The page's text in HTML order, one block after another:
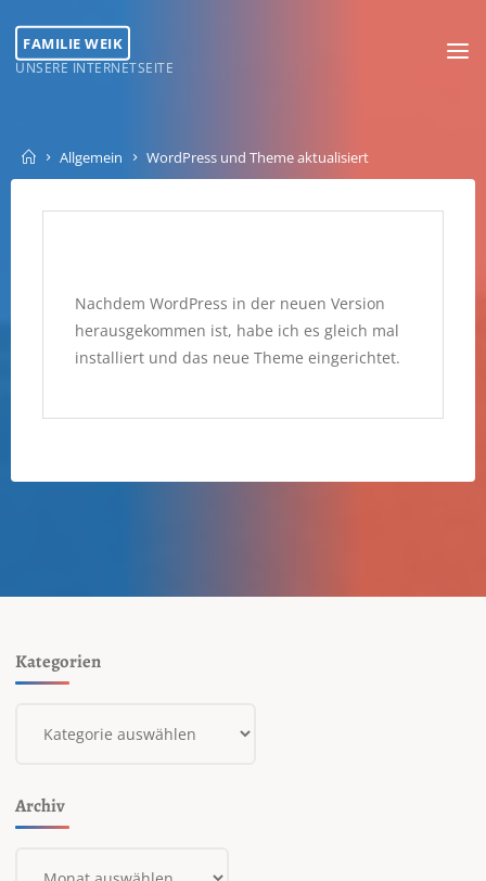
content
FAMILIE WEIK
UNSERE INTERNETSEITE
Home
Allgemein WordPress und Theme aktualisiert
Nachdem WordPress in der neuen Version
herausgekommen ist, habe ich es gleich mal
installiert und das neue Theme eingerichtet.
Kategorien
Archiv